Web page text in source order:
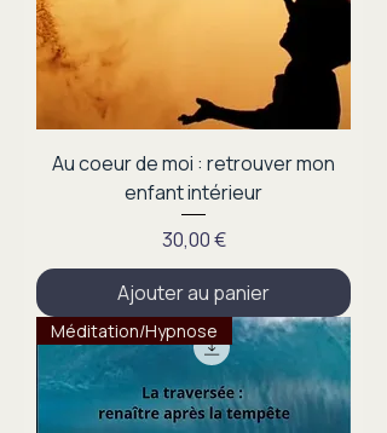
Au coeur de moi : retrouver mon
enfant intérieur
Prix
30,00 €
Ajouter au panier
Méditation/Hypnose